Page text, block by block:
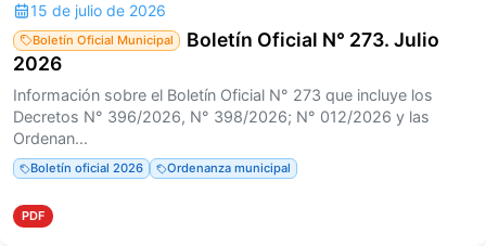
15 de julio de 2026
Boletín Oficial Municipal
Boletín Oficial N° 273. Julio
2026
Información sobre el Boletín Oficial N° 273 que incluye los
Decretos N° 396/2026, N° 398/2026; N° 012/2026 y las
Ordenan...
Boletín oficial 2026 Ordenanza municipal
PDF